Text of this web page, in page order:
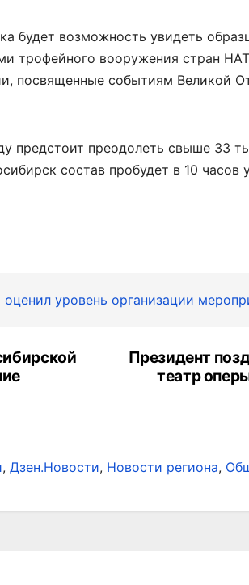
будет возможность увидеть
трофейного вооружения стран
посвященные событиям Великой
предстоит преодолеть свыше 33
состав пробудет в 10 часов
оценил уровень организации
Президент
театр
, Дзен.Новости, Новости региона,